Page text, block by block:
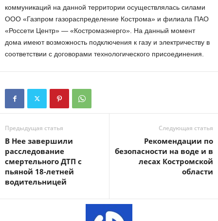
коммуникаций на данной территории осуществлялась силами
ООО «Газпром газораспределение Кострома» и филиала ПАО
«Россети Центр» — «Костромаэнерго». На данный момент
дома имеют возможность подключения к газу и электричеству в
соответствии с договорами технологического присоединения.
Предыдущая статья
В Нее завершили
расследование
смертельного ДТП с
пьяной 18-летней
водительницей
Следующая статья
Рекомендации по
безопасности на воде и в
лесах Костромской
области